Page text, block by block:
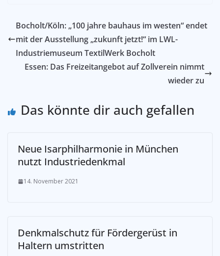
Bocholt/Köln: „100 jahre bauhaus im westen“ endet
mit der Ausstellung „zukunft jetzt!“ im LWL-
Industriemuseum TextilWerk Bocholt
Essen: Das Freizeitangebot auf Zollverein nimmt
wieder zu
Das könnte dir auch gefallen
Neue Isarphilharmonie in München
nutzt Industriedenkmal
14. November 2021
Denkmalschutz für Fördergerüst in
Haltern umstritten